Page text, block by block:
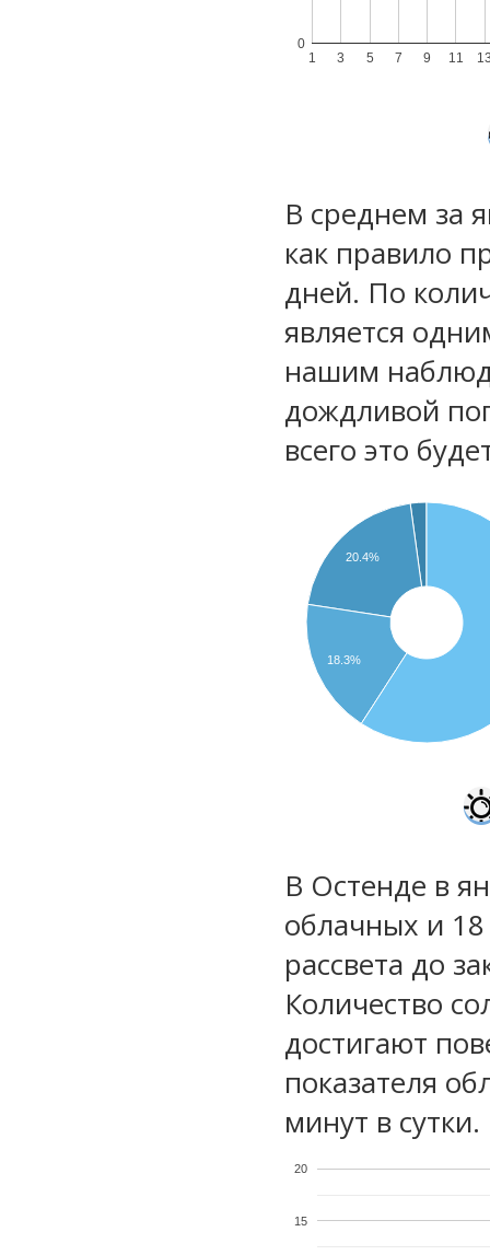
1 3 5 7 9 11
0
В среднем за
как правило
дней. По
является
нашим
дождливой
всего это
20.4%
18.3%
В Остенде в
облачных и
рассвета до
Количество
достигают
показателя
минут в сутки.
15
20